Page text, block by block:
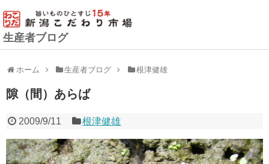
生産者ブログ
ホーム 生産者ブログ 根津健雄
隙（間）あらば
2009/9/11 根津健雄